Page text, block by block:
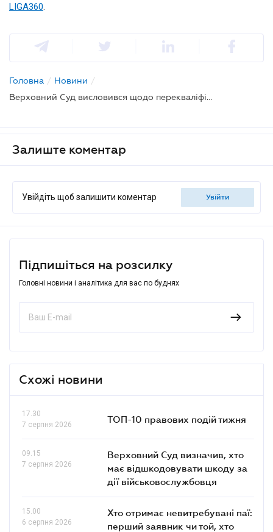
LIGA360.
Головна / Новини /
Верховний Суд висловився щодо перекваліфікації позову для обходу позовної давності
Залиште коментар
Увійдіть щоб залишити коментар увійти
Підпишіться на розсилку
Головні новини і аналітика для вас по буднях
Схожі новини
17.30
7 серпня 2026
ТОП-10 правових подій тижня
09.15
7 серпня 2026
Верховний Суд визначив, хто
має відшкодовувати шкоду за
дії військовослужбовця
15.00
6 серпня 2026
Хто отримає невитребувані паї:
перший заявник чи той, хто